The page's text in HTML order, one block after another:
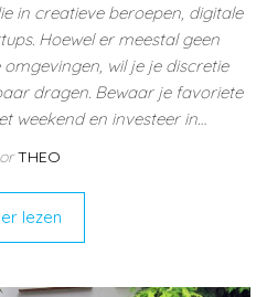
in creatieve beroepen, digitale
Hoewel er meestal geen
wil je je discretie
dragen. Bewaar je favoriete
weekend en investeer in…
THEO
lezen